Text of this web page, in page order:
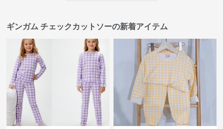
ギンガム チェックカットソーの新着アイテム